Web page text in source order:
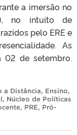
a imersão no
no intuito de
pelo ERE e
As
02 de setembro.
a Distância, Ensino,
, Núcleo de Políticas
, PRE, Pró-